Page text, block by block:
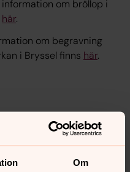
Om
information om bröllop i
här.
om begravning
i Bryssel finns här.
på sidans